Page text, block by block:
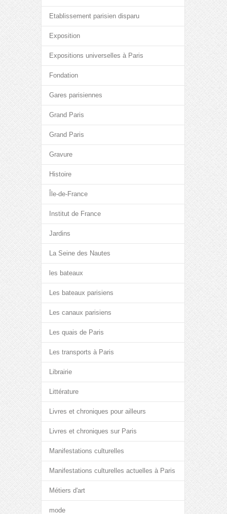
Etablissement parisien disparu
Exposition
Expositions universelles à Paris
Fondation
Gares parisiennes
Grand Paris
Grand Paris
Gravure
Histoire
Île-de-France
Institut de France
Jardins
La Seine des Nautes
les bateaux
Les bateaux parisiens
Les canaux parisiens
Les quais de Paris
Les transports à Paris
Librairie
Littérature
Livres et chroniques pour ailleurs
Livres et chroniques sur Paris
Manifestations culturelles
Manifestations culturelles actuelles à Paris
Métiers d'art
mode